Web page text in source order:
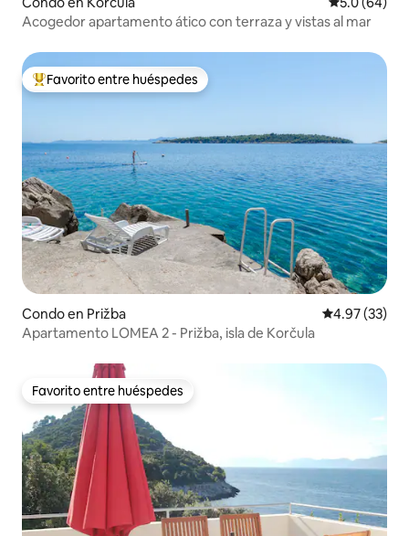
Acogedor apartamento ático con terraza y vistas al mar
Favorito entre huéspedes preferido
Favorito entre huéspedes
Condo en Prižba Calificación
4.97 (33)
Apartamento LOMEA 2 - Prižba, isla de Korčula
Favorito entre huéspedes
Favorito entre huéspedes